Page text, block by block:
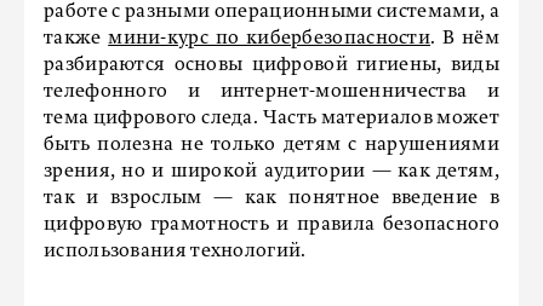
работе с разными операционными системами, а
такжемини-курс по кибербезопасности. В нём
разбираются основы цифровой гигиены, виды
телефонного и интернет-мошенничества и
тема цифрового следа. Часть материалов может
быть полезна не только детям с нарушениями
зрения, но и широкой аудитории — как детям,
так и взрослым — как понятное введение в
цифровую грамотность и правила безопасного
использования технологий.